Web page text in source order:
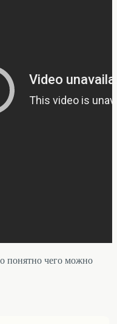
понятно чего можно